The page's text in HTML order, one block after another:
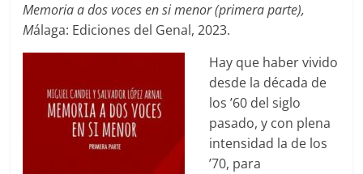
Memoria a dos voces en si menor (primera parte),
Málaga: Ediciones del Genal, 2023.
Hay que haber vivido
desde la década de
los ’60 del siglo
pasado, y con plena
intensidad la de los
’70, para